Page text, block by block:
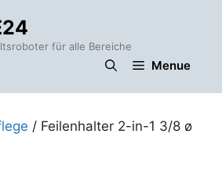
für alle Bereiche
Menue
/ Feilenhalter 2-in-1 3/8 ø